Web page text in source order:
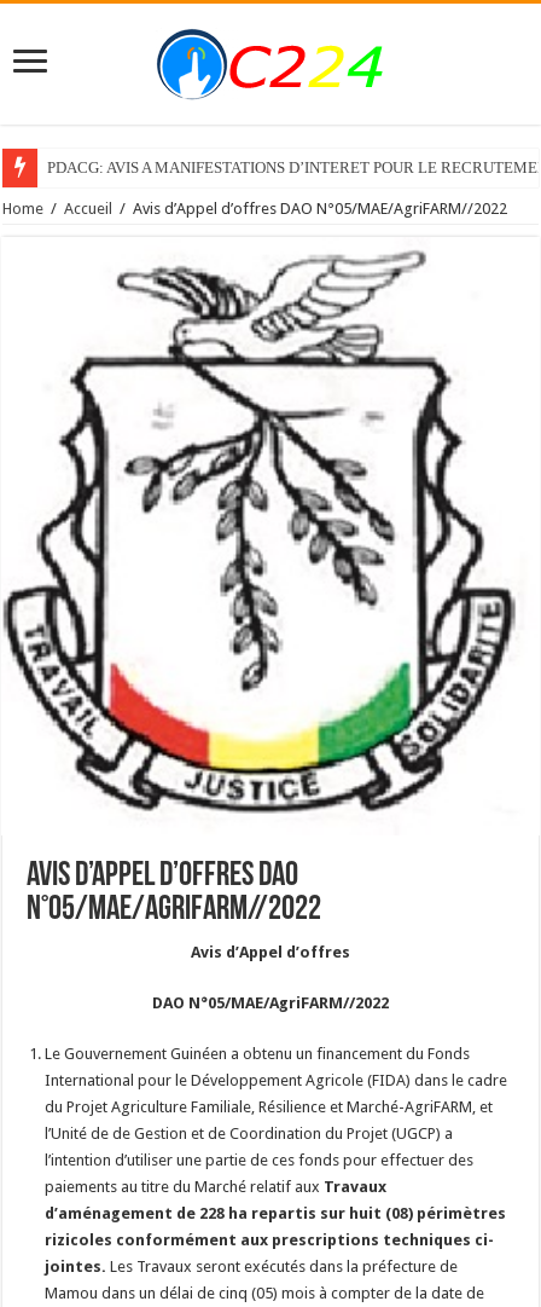
PDACG: AVIS A MANIFESTATIONS D’INTERET POUR LE
Home / Accueil / Avis d’Appel d’offres DAO N°05/MAE/AgriFARM//2022
Avis d’Appel d’offres DAO
N°05/MAE/AgriFARM//2022
Avis d’Appel d’offres
DAO N°05/MAE/AgriFARM//2022
Le Gouvernement Guinéen a obtenu un financement du Fonds
International pour le Développement Agricole (FIDA) dans le cadre
du Projet Agriculture Familiale, Résilience et Marché-AgriFARM, et
l’Unité de de Gestion et de Coordination du Projet (UGCP) a
l’intention d’utiliser une partie de ces fonds pour effectuer des
paiements au titre du Marché relatif aux Travaux
d’aménagement de 228 ha repartis sur huit (08) périmètres
rizicoles conformément aux prescriptions techniques ci-
jointes. Les Travaux seront exécutés dans la préfecture de
Mamou dans un délai de cinq (05) mois à compter de la date de